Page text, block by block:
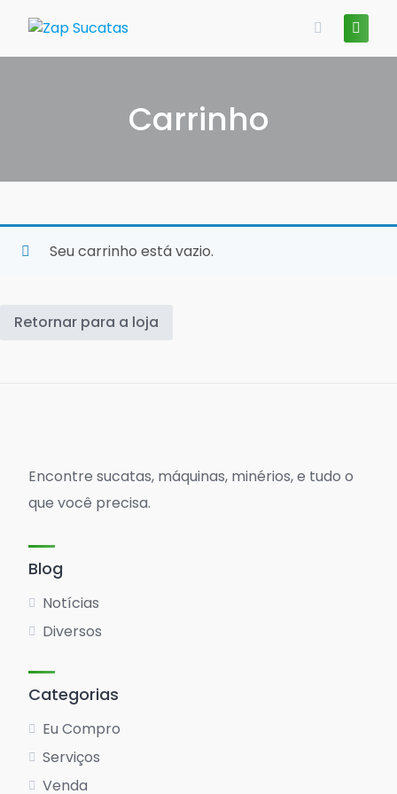
content
Carrinho
Seu carrinho está vazio.
Retornar para a loja
Encontre sucatas, máquinas, minérios, e tudo o
que você precisa.
Blog
Notícias
Diversos
Categorias
Eu Compro
Serviços
Venda